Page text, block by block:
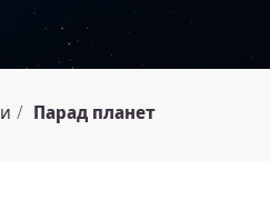
/ Парад планет